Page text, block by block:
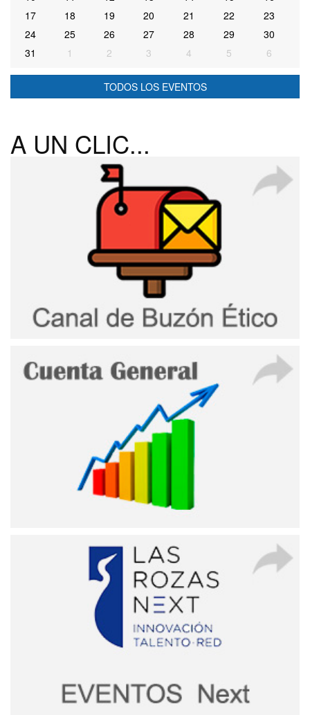
17
18 19 20 21 22
23
24
25 26 27 28 29
30
31
1 2 3 4 5 6
TODOS LOS EVENTOS
A UN CLIC...